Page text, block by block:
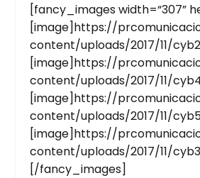
[fancy_images width=“307”
[image]https://
content/uploads/2017/11/
[image]https://
content/uploads/2017/11/
[image]https://
content/uploads/2017/11/
[image]https://
content/uploads/2017/11/
[/fancy_images]